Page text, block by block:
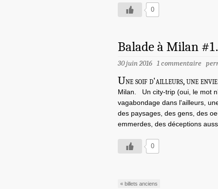
0
Balade à Milan
30 juin 2016 1 commentaire
Une soif d'ailleurs, une
Milan. Un city-trip (oui, le mot
vagabondage dans l'ailleurs,
des paysages, des gens, des
emmerdes, des déceptions
0
« billets anciens